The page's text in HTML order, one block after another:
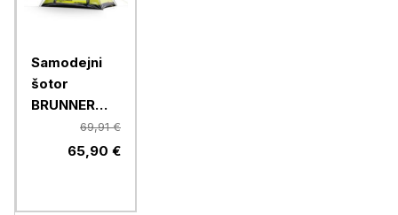
Samodejni
šotor
BRUNNER
STRATO 2
AUTOMATIC
69,91 €
65,90 €